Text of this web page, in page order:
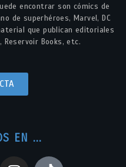
encontrar son cómics de
de superhéroes, Marvel, DC
que publican editoriales
Reservoir Books, etc.
EN ...